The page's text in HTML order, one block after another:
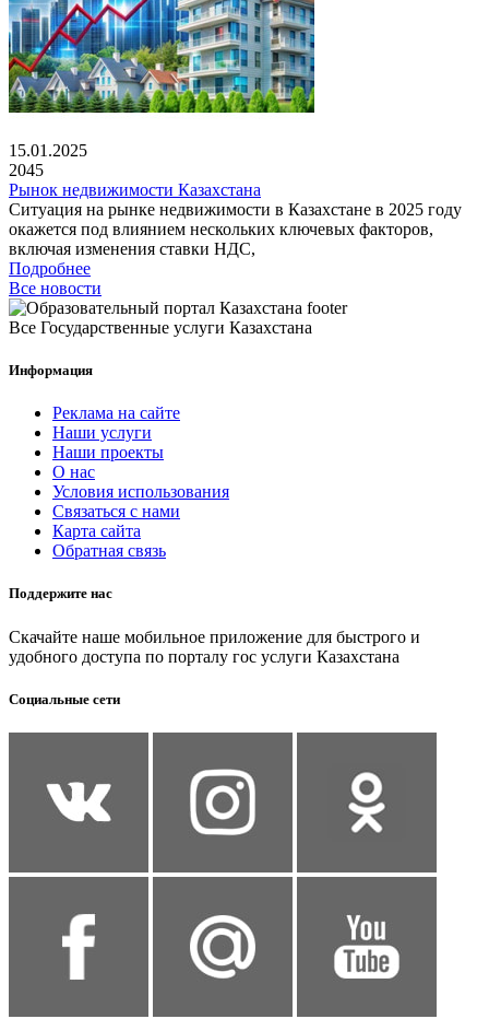
15.01.2025
2045
Рынок недвижимости Казахстана
Ситуация на рынке недвижимости в Казахстане в 2025 году
окажется под влиянием нескольких ключевых факторов,
включая изменения ставки НДС,
Подробнее
Все новости
Все Государственные услуги Казахстана
Информация
Реклама на сайте
Наши услуги
Наши проекты
О нас
Условия использования
Связаться с нами
Карта сайта
Обратная связь
Поддержите нас
Скачайте наше мобильное приложение для быстрого и
удобного доступа по порталу гос услуги Казахстана
Социальные сети